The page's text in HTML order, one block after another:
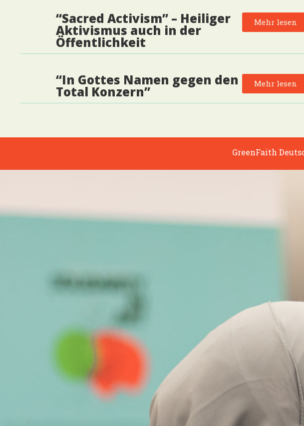
“Sacred Activism” – Heiliger
Aktivismus auch in der
Öffentlichkeit
Mehr lesen
“In Gottes Namen gegen den
Total Konzern” Mehr lesen
GreenFaith